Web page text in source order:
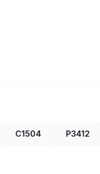
C1504 P3412